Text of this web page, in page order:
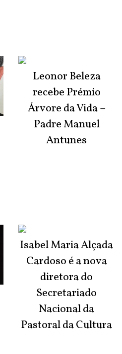
Leonor Beleza
recebe Prémio
Árvore da Vida –
Padre Manuel
Antunes
Isabel Maria Alçada
Cardoso é a nova
diretora do
Secretariado
Nacional da
Pastoral da Cultura